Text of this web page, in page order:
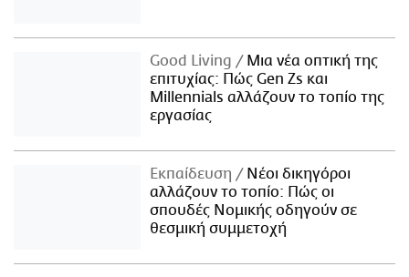
Good Living
Μια νέα οπτική της
επιτυχίας: Πώς Gen Zs και
Millennials αλλάζουν το τοπίο της
εργασίας
Εκπαίδευση
Νέοι δικηγόροι
αλλάζουν το τοπίο: Πώς οι
σπουδές Νομικής οδηγούν σε
θεσμική συμμετοχή